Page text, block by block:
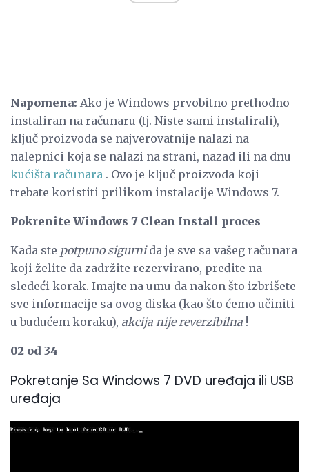
Napomena: Ako je Windows prvobitno prethodno
instaliran na računaru (tj. Niste sami instalirali),
ključ proizvoda se najverovatnije nalazi na
nalepnici koja se nalazi na strani, nazad ili na dnu
kućišta računara . Ovo je ključ proizvoda koji
trebate koristiti prilikom instalacije Windows 7.
Pokrenite Windows 7 Clean Install proces
Kada ste potpuno sigurnida je sve sa vašeg računara
koji želite da zadržite rezervirano, pređite na
sledeći korak. Imajte na umu da nakon što izbrišete
sve informacije sa ovog diska (kao što ćemo učiniti
u budućem koraku), akcija nije reverzibilna !
02 od 34
Pokretanje Sa Windows 7 DVD uređaja ili USB
uređaja